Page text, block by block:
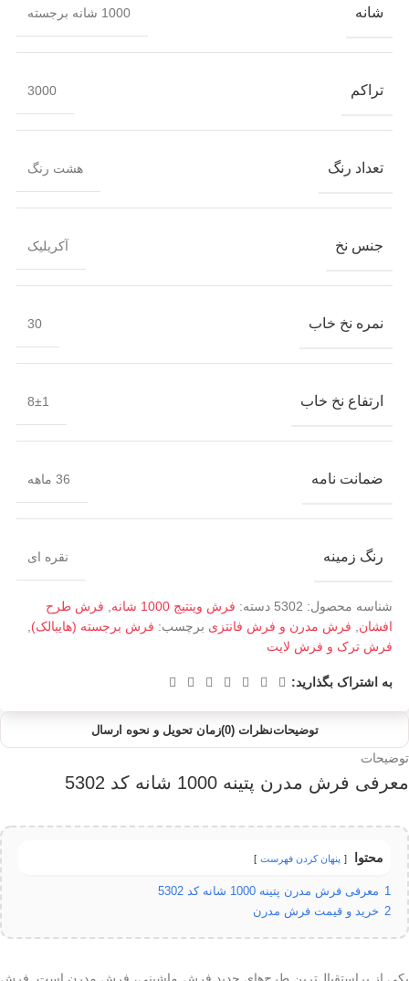
شانه 1000 شانه برجسته
تراکم 3000
تعداد رنگ هشت رنگ
جنس نخ آکریلیک
نمره نخ خاب 30
ارتفاع نخ خاب 8±1
ضمانت نامه 36 ماهه
رنگ زمینه نقره ای
شناسه محصول: 5302 دسته: فرش وینتیج 1000 شانه
فرش طرح
افشان
فرش مدرن و فرش فانتزی برچسب: فرش برجسته (هایبالک)
فرش ترک و فرش لایت
به اشتراک بگذارید:
توضیحاتنظرات (0) زمان تحویل و نحوه ارسال
توضیحات
معرفی فرش مدرن پتینه 1000 شانه کد 5302
محتوا پنهان کردن فهرست
1 معرفی فرش مدرن پتینه 1000 شانه کد 5302
2 خرید و قیمت فرش مدرن
یکی از پراستقبال‌ترین طرح‌های جدید فرش ماشینی، فرش مدرن است. فرش